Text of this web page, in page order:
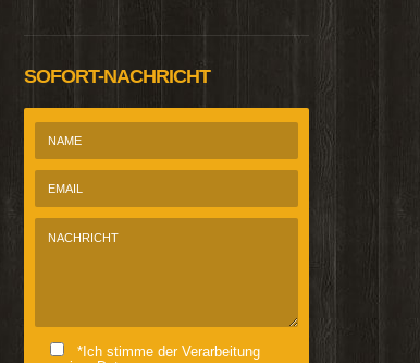
SOFORT-NACHRICHT
*Ich stimme der Verarbeitung